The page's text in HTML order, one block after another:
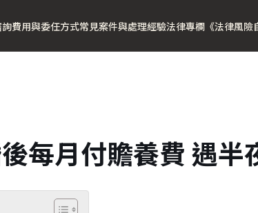
費用與委任方式常見案件與處理經驗法律專欄 《法律風險
每月付贍養費 遇半